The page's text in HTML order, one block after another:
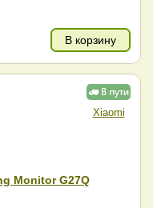
В корзину
Xiaomi
Monitor G27Q